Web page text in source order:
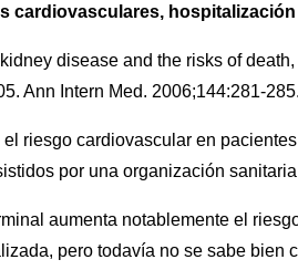
cardiovasculares,
disease and the risks of
Ann Intern Med. 2006;144:281-285.
riesgo cardiovascular en
por una organización
aumenta notablemente el
pero todavía no se sabe bien